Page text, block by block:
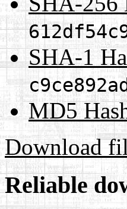
SHA-1
MD5
Download
Reliable